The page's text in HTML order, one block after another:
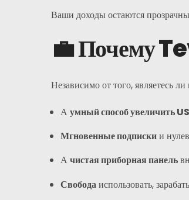
Главная
Кошелек
Финансы
Ваши доходы остаются
💼 Почему
Независимо от того, являетесь
Аумный способ увеличить
Мгновенные подпискии
Ачистая приборная панель
Свободаиспользовать,